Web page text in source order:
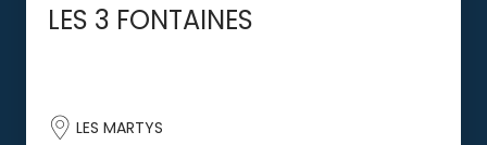
LES 3 FONTAINES
LES MARTYS